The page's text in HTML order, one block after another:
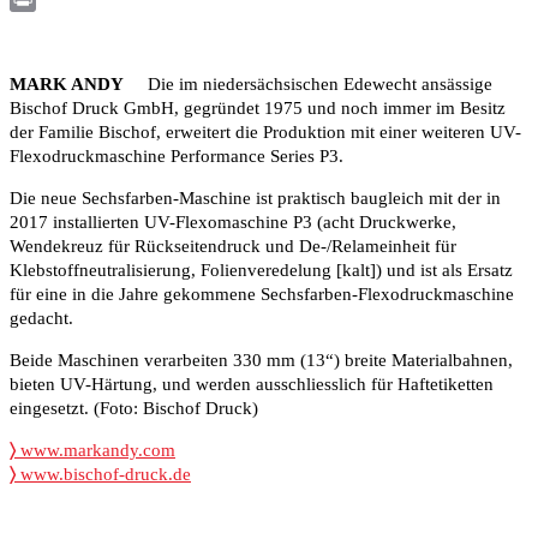
MARK ANDY Die im niedersächsischen Edewecht ansässige
Bischof Druck GmbH, gegründet 1975 und noch immer im Besitz
der Familie Bischof, erweitert die Produktion mit einer weiteren UV-
Flexodruckmaschine Performance Series P3.
Die neue Sechsfarben-Maschine ist praktisch baugleich mit der in
2017 installierten UV-Flexomaschine P3 (acht Druckwerke,
Wendekreuz für Rückseitendruck und De-/Relameinheit für
Klebstoffneutralisierung, Folienveredelung [kalt]) und ist als Ersatz
für eine in die Jahre gekommene Sechsfarben-Flexodruckmaschine
gedacht.
Beide Maschinen verarbeiten 330 mm (13“) breite Materialbahnen,
bieten UV-Härtung, und werden ausschliesslich für Haftetiketten
eingesetzt. (Foto: Bischof Druck)
〉 www.markandy.com
〉 www.bischof-druck.de